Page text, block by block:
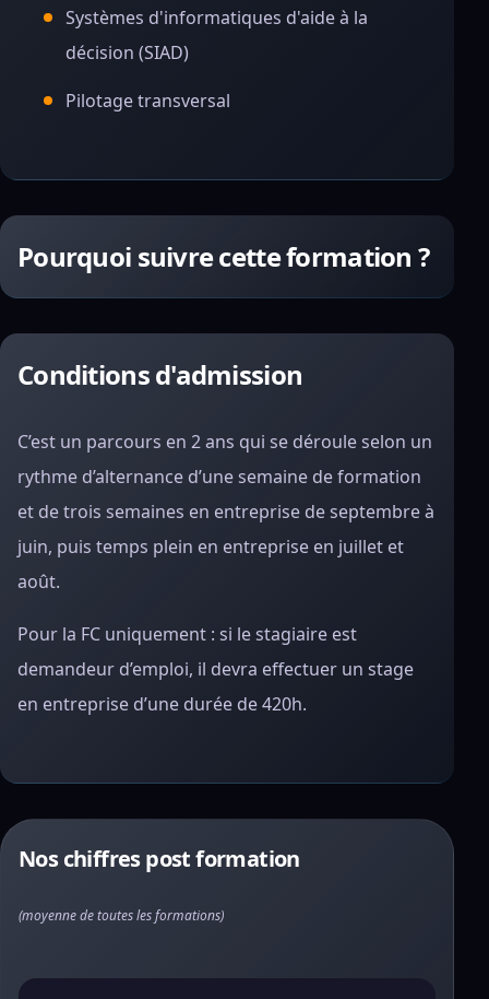
Systèmes d'informatiques d'aide à la
décision (SIAD)
Pilotage transversal
Pourquoi suivre cette formation ?
Conditions d'admission
C’est un parcours en 2 ans qui se déroule selon un
rythme d’alternance d’une semaine de formation
et de trois semaines en entreprise de septembre à
juin, puis temps plein en entreprise en juillet et
août.
Pour la FC uniquement : si le stagiaire est
demandeur d’emploi, il devra effectuer un stage
en entreprise d’une durée de 420h.
Nos chiffres post formation
(moyenne de toutes les formations)